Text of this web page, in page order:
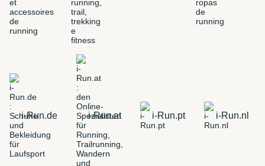
i-Run.de i-Run.at i-Run.pt i-Run.nl